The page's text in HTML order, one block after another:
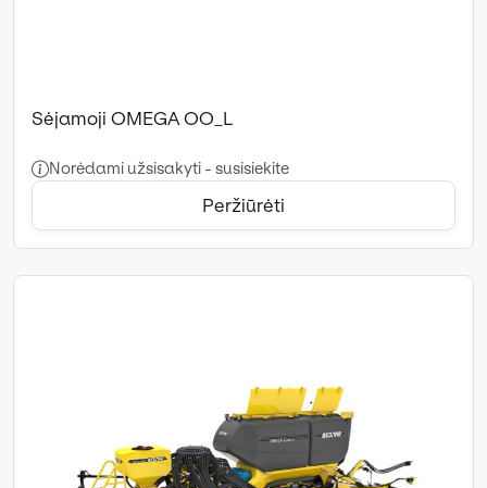
Sėjamoji OMEGA OO_L
Norėdami užsisakyti - susisiekite
Peržiūrėti